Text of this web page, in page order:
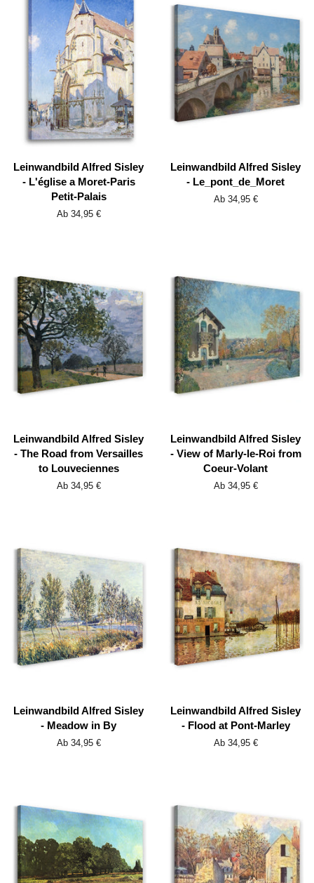
Leinwandbild Alfred Sisley
- L'église a Moret-Paris
Petit-Palais
Ab 34,95 €
Leinwandbild Alfred Sisley
- Le_pont_de_Moret
Ab 34,95 €
Leinwandbild Alfred Sisley
- The Road from Versailles
to Louveciennes
Ab 34,95 €
Leinwandbild Alfred Sisley
- View of Marly-le-Roi from
Coeur-Volant
Ab 34,95 €
Leinwandbild Alfred Sisley
- Meadow in By
Ab 34,95 €
Leinwandbild Alfred Sisley
- Flood at Pont-Marley
Ab 34,95 €